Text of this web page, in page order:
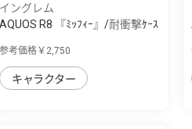
イングレム
AQUOS R8 『ﾐｯﾌｨｰ』/耐衝撃ｹｰｽ
参考価格￥2,750
キャラクター